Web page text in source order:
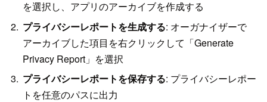
を選択し、アプリのアーカイブを作成する
プライバシーレポートを生成する: オーガナイザーで
アーカイブした項目を右クリックして「Generate
Privacy Report」を選択
プライバシーレポートを保存する: プライバシーレポー
トを任意のパスに出力